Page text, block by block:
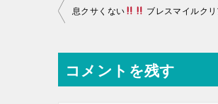
投
ナ
ビ
息クサくない ブレスマイルクリア 1
コメントを残す